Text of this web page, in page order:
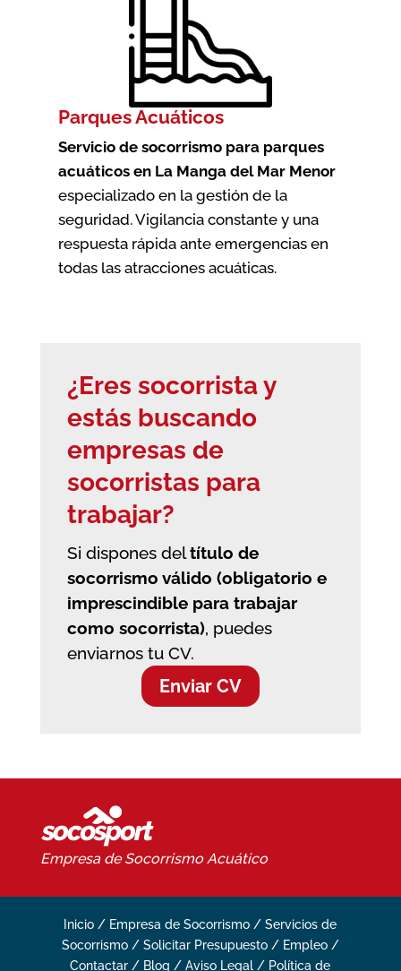
Parques Acuáticos
Servicio de socorrismo para parques
acuáticos en La Manga del Mar Menor
especializado en la gestión de la
seguridad. Vigilancia constante y una
respuesta rápida ante emergencias en
todas las atracciones acuáticas.
¿Eres socorrista y
estás buscando
empresas de
socorristas para
trabajar?
Si dispones deltítulo de
socorrismo válido (obligatorio e
imprescindible para trabajar
como socorrista), puedes
enviarnos tu CV.
Enviar CV
Empresa de SocorrismoAcuático
Inicio / Empresa de Socorrismo /Servicios de
Socorrismo/ Solicitar Presupuesto / Empleo/
Contactar / Blog /Aviso Legal / Política de